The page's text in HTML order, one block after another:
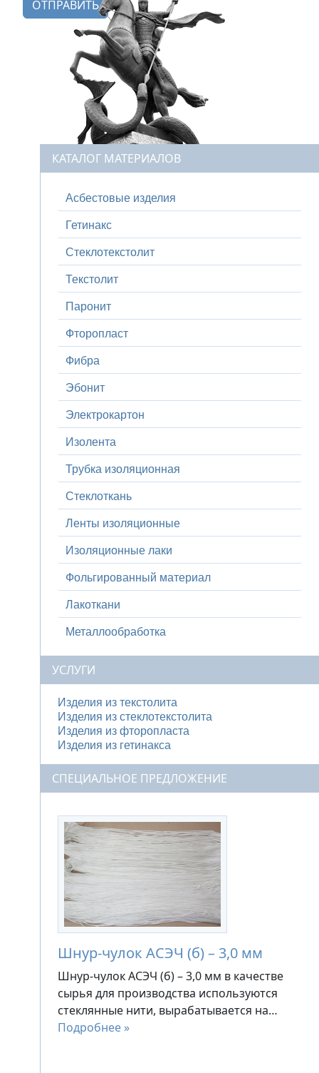
КАТАЛОГ МАТЕРИАЛОВ
Асбестовые изделия
Гетинакс
Стеклотекстолит
Текстолит
Паронит
Фторопласт
Фибра
Эбонит
Электрокартон
Изолента
Трубка изоляционная
Стеклоткань
Ленты изоляционные
Изоляционные лаки
Фольгированный материал
Лакоткани
Металлообработка
УСЛУГИ
Изделия из текстолита
Изделия из стеклотекстолита
Изделия из фторопласта
Изделия из гетинакса
СПЕЦИАЛЬНОЕ ПРЕДЛОЖЕНИЕ
Шнур-чулок АСЭЧ (б) – 3,0 мм
Шнур-чулок АСЭЧ (б) – 3,0 мм в качестве
сырья для производства используются
стеклянные нити, вырабатывается на…
Подробнее »